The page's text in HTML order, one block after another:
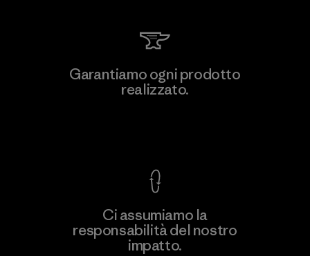
Garantiamo ogni prodotto
realizzato.
Ci assumiamo la
responsabilità del nostro
impatto.